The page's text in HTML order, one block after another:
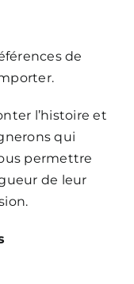
de
l’histoire et
qui
permettre
de leur